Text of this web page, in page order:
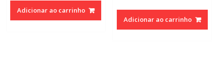
Adicionar ao carrinho
Adicionar ao carrinho